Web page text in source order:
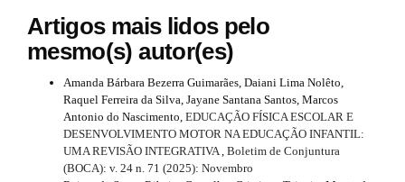
Artigos mais lidos pelo
mesmo(s) autor(es)
Amanda Bárbara Bezerra Guimarães, Daiani Lima Nolêto,
Raquel Ferreira da Silva, Jayane Santana Santos, Marcos
Antonio do Nascimento, EDUCAÇÃO FÍSICA ESCOLAR E
DESENVOLVIMENTO MOTOR NA EDUCAÇÃO INFANTIL:
UMA REVISÃO INTEGRATIVA Boletim de Conjuntura
(BOCA): v. 24 n. 71 (2025): Novembro